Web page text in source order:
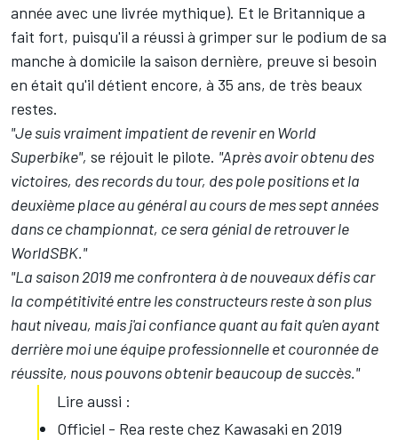
année avec une livrée mythique). Et le Britannique a
fait fort, puisqu'il a réussi à grimper sur le podium de sa
manche à domicile la saison dernière, preuve si besoin
en était qu'il détient encore, à 35 ans, de très beaux
restes.
"Je suis vraiment impatient de revenir en World
Superbike", se réjouit le pilote. "Après avoir obtenu des
victoires, des records du tour, des pole positions et la
deuxième place au général au cours de mes sept années
dans ce championnat, ce sera génial de retrouver le
WorldSBK."
"La saison 2019 me confrontera à de nouveaux défis car
la compétitivité entre les constructeurs reste à son plus
haut niveau, mais j'ai confiance quant au fait qu'en ayant
derrière moi une équipe professionnelle et couronnée de
réussite, nous pouvons obtenir beaucoup de succès."
Lire aussi :
Officiel - Rea reste chez Kawasaki en 2019